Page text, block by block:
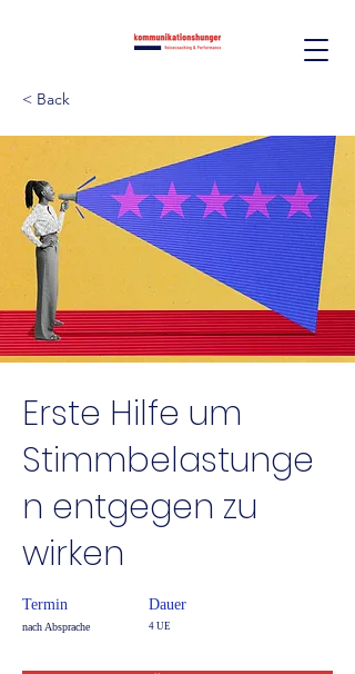
< Back
Erste Hilfe um
Stimmbelastunge
n entgegen zu
wirken
Termin
nach Absprache
Dauer
4 UE